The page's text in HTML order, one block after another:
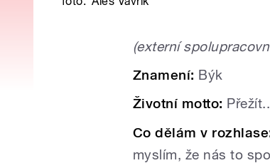
(externí
Znamení: Býk
Životní motto:
Co dělám v
myslím, že nás to